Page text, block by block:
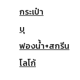
กระเป๋า
บุ
ฟองน้ำ+สกรีน
โลโก้